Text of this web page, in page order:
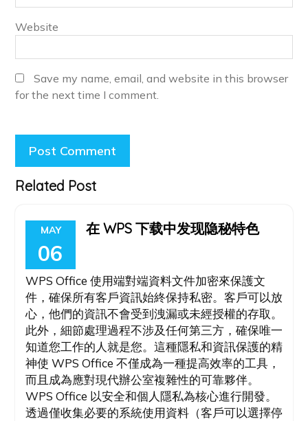
Website
Save my name, email, and website in this browser
for the next time I comment.
Related Post
MAY
06
在 WPS 下载中发现隐秘特色
WPS Office 使用端對端資料文件加密來保護文
件，確保所有客戶資訊始終保持私密。客戶可以放
心，他們的資訊不會受到洩漏或未經授權的存取。
此外，細節處理過程不涉及任何第三方，確保唯一
知道您工作的人就是您。這種隱私和資訊保護的精
神使 WPS Office 不僅成為一種提高效率的工具，
而且成為應對現代辦公室複雜性的可靠夥伴。
WPS Office 以安全和個人隱私為核心進行開發。
透過僅收集必要的系統使用資料（客戶可以選擇停